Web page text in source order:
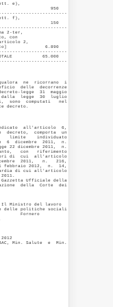
e),
950
f),
150
2-ter,
con
2,
6.890
65.000
ne  ricorrano  i
delle  decorrenze
legge  31  maggio
dalla  legge  30  luglio
sono  computati   nel
all'articolo  6,
comporta  un
limite    individuato
6  dicembre  2011,  n.
22 dicembre 2011,  n.
con   riferimento
di  cui  all'articolo
2011,   n.   216,
febbraio 2012,  n.  14,
di cui all'articolo
Ufficiale della
della  Corte  dei
Il Ministro del lavoro
delle politiche sociali
Fornero
Min. Salute  e  Min.